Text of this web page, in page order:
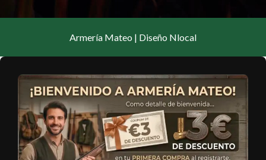
Armería Mateo | Diseño Nlocal